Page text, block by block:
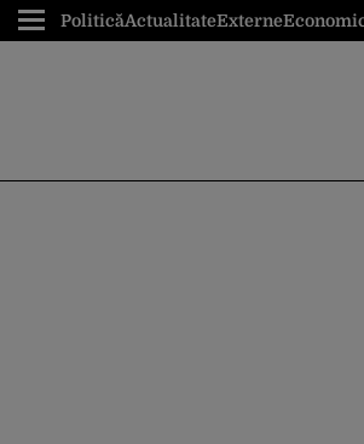
PoliticăActualitateExterne